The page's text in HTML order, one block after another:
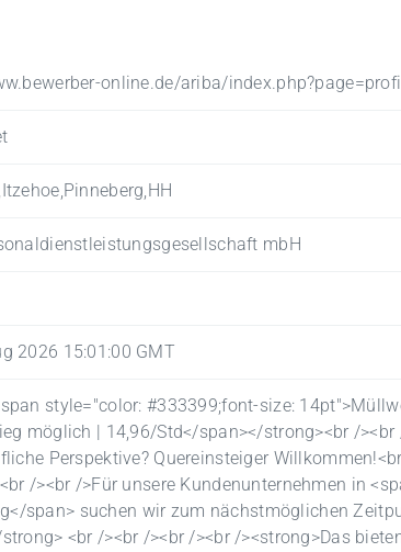
online.de/ariba/
mbH
2026 15:01:00 GMT
style="color: #333399;font-size:
möglich | 14,96/Std</span></strong><br /
Perspektive? Quereinsteiger
/><br />Für unsere Kundenunternehmen in
span> suchen wir zum nächstmöglichen
<br /><br /><br /><br /><strong>Das